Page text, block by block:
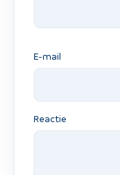
E-mail
Reactie